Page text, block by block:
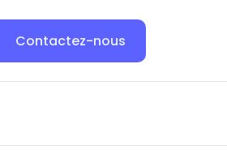
Contactez-nous